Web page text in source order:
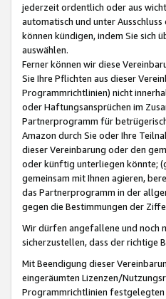
jederzeit ordentlich oder aus
automatisch und unter
können kündigen, indem Sie sich
auswählen.
Ferner können wir diese
Sie Ihre Pflichten aus dieser
Programmrichtlinien) nicht
oder Haftungsansprüchen im
Partnerprogramm für
Amazon durch Sie oder Ihre
dieser Vereinbarung oder den
oder künftig unterliegen könnte;
gemeinsam mit Ihnen agieren,
das Partnerprogramm in der
gegen die Bestimmungen der
Wir dürfen angefallene und noch
sicherzustellen, dass der richtige
Mit Beendigung dieser
eingeräumten Lizenzen/
Programmrichtlinien festgelegten